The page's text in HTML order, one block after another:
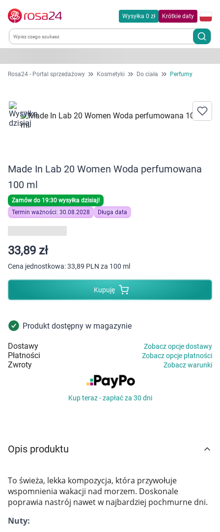
Wysyłka 0 zł Krótkie daty
Kategorie
Dla zwierząt
Zdrowie
Kobieta w ciąży i mama
Dziecko
Higiena
Kosmetyki
Mężczyzna
Zdrowy styl życia
Zabawki
Marki
Rosa24 - Portal sprzedażowy Kosmetyki Do ciała Perfumy
Made In Lab 20 Women Woda perfumowana
100 ml
Zamów do 19:30 wysyłka dzisiaj!
Termin ważności: 30.08.2028
Długa data
33,89 zł
Cena jednostkowa:33,89 PLN za 100 ml
Kupuję
Produkt dostępny w magazynie
Dostawy Zobacz opcje dostawy
Płatności Zobacz opcje płatności
Zwroty Zobacz warunki
Kup teraz - zapłać za 30 dni
Opis produktu
To świeża, lekka kompozycja, która przywołuje
wspomnienia wakacji nad morzem. Doskonale
poprawia nastrój nawet w najbardziej pochmurne dni.
Nuty: